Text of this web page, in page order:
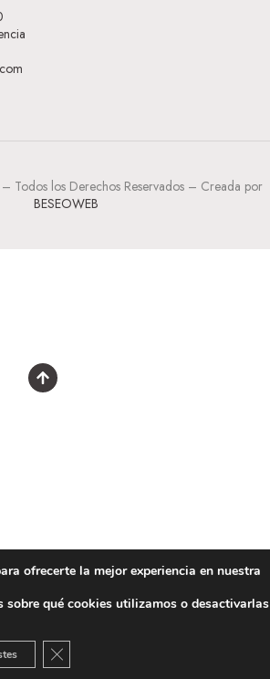
Todos los Derechos Reservados – Creada por
BESEOWEB
ofrecerte la mejor experiencia en nuestra
sobre qué cookies utilizamos o desactivarlas
CERRAR EL BANNER DE